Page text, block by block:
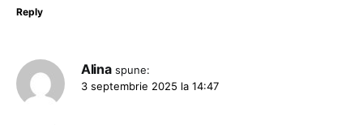
Reply
Alina spune:
3 septembrie 2025 la 14:47